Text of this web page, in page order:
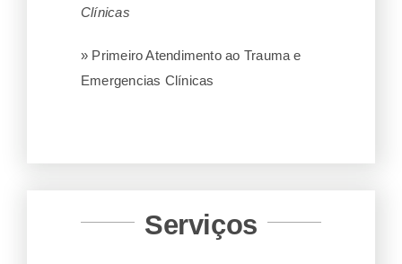
Clínicas
» Primeiro Atendimento ao Trauma e
Emergencias Clínicas
Serviços